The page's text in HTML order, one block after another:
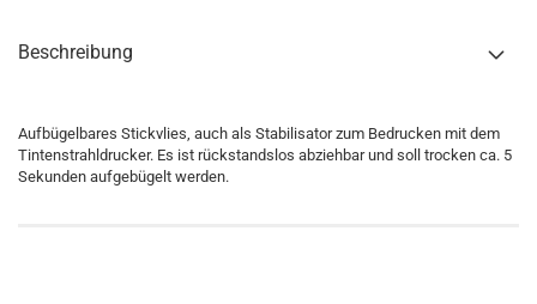
Beschreibung
Aufbügelbares Stickvlies, auch als Stabilisator zum Bedrucken mit dem
Tintenstrahldrucker. Es ist rückstandslos abziehbar und soll trocken ca. 5
Sekunden aufgebügelt werden.